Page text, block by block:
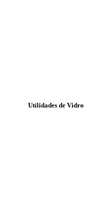
Utilidades de Vidro